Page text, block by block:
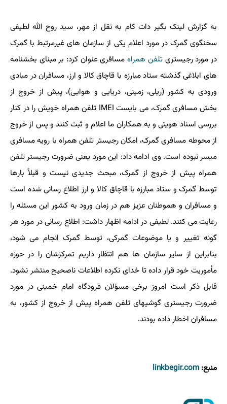
به گزارش لینک بگیر دات کام به نقل از مهر، سید روح الله لطیفی
سخنگوی گمرک در مورد اعلام یکی از سازمان های غیرمرتبط با گمرک
در مورد رجیستریتلفن همراهمسافری عنوان کرد: بر مبنای بخشنامه
های ابلاغی گذشته ستاد مبارزه با قاچاق کالا و ارز، مسافران در مبادی
ورودی به کشور (ریلی، زمینی، دریایی و هوایی)، پیش از خروج از
بخش مسافری گمرک، می بایست IMEI تلفن همراه خویش را در کنار
بررسی اسناد هویتی و به همکاران ما اعلام و ثبت کنند و پس از خروج
از محوطه مسافری گمرک، امکان رجیستر تلفن همراه با رویه مسافری
میسر نبوده است. وی ادامه داد: این مورد یعنی ضرورت رجیستر تلفن
همراه پیش از خروج از گمرک، مبحث جدیدی نیست و قبلاً بارها
توسط گمرک و ستاد مبارزه با قاچاق کالا و ارز اطلاع رسانی شده است
و مسافران و هموطنان عزیز هم در زمان ورود به کشور این مسئله را
رعایت می کنند. لطیفی در ادامه اظهار داشت: اطلاع رسانی در مورد هر
گونه تغییر و یا موضوعات گمرکی، توسط گمرک انجام می شود،
بنابراین از سایر سازمان ها هم انتظار داریم تمرکزشان را در حوزه
مأموریت خود قرار داده تا خدای نکرده اطلاعات ناصحیح منتشر نشود.
قابل ذکر است امروز برخی مسؤلان فرودگاه امام خمینی در مورد
ضرورت رجیستری گوشیهای تلفن همراه پیش از خروج از کشور، به
مسافران اخطار داده بودند.
منبع: linkbegir.com